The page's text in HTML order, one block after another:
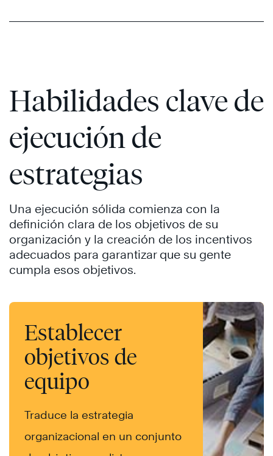
Habilidades clave de
ejecución de
estrategias
Una ejecución sólida comienza con la
definición clara de los objetivos de su
organización y la creación de los incentivos
adecuados para garantizar que su gente
cumpla esos objetivos.
Establecer
objetivos de
equipo
Traduce la estrategia
organizacional en un conjunto